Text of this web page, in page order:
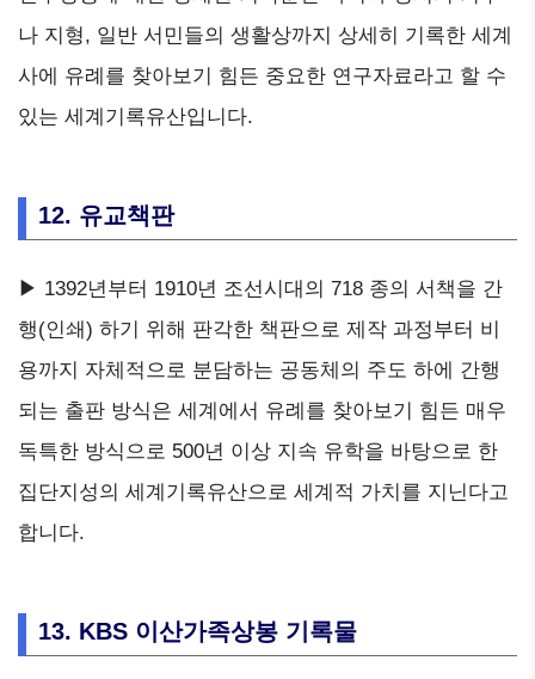
나 지형, 일반 서민들의 생활상까지 상세히 기록한 세계
사에 유례를 찾아보기 힘든 중요한 연구자료라고 할 수
있는 세계기록유산입니다.
12. 유교책판
▶ 1392년부터 1910년 조선시대의 718 종의 서책을 간
행(인쇄) 하기 위해 판각한 책판으로 제작 과정부터 비
용까지 자체적으로 분담하는 공동체의 주도 하에 간행
되는 출판 방식은 세계에서 유례를 찾아보기 힘든 매우
독특한 방식으로 500년 이상 지속 유학을 바탕으로 한
집단지성의 세계기록유산으로 세계적 가치를 지닌다고
합니다.
13. KBS 이산가족상봉 기록물